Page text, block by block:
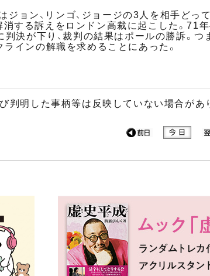
ジョン、リンゴ、ジョージの3人を相手ど
する訴えをロンドン高裁に起こした。71
決が下り、裁判の結果はポールの勝訴。
ラインの解職を求めることにあった。
明した事柄等は反映していない場合があ